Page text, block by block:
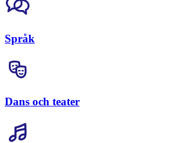
Språk
Dans och teater